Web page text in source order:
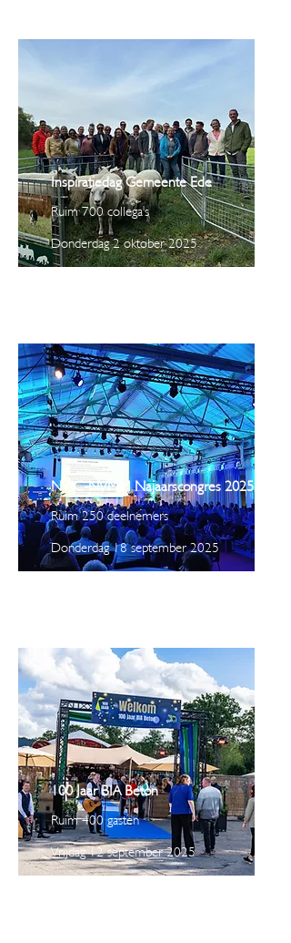
Inspiratiedag Gemeente Ede
Ruim 700 collega's
Donderdag 2 oktober 2025
NVIC-NVMM Najaarscongres 2025
Ruim 250 deelnemers
Donderdag 18 september 2025
100 Jaar BIA Beton
Ruim 400 gasten
Vrijdag 12 september 2025